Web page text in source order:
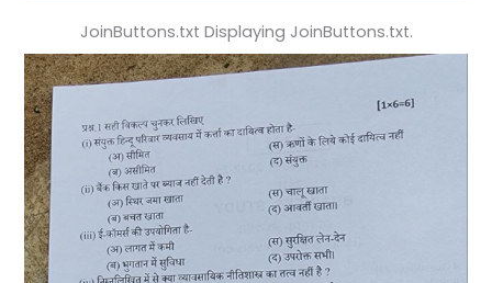
JoinButtons.txt Displaying JoinButtons.txt.